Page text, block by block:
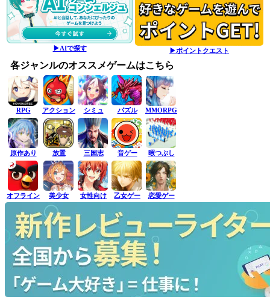
▶AIで探す ▶ポイントクエスト
各ジャンルのオススメゲームはこちら
RPG アクション シミュ パズル MMORPG
原作あり 放置 三国志 音ゲー 暇つぶし
オフライン 美少女 女性向け 乙女ゲー 恋愛ゲー